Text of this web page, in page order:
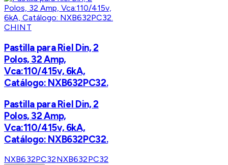
CHINT
Pastilla para Riel Din, 2
Polos, 32 Amp,
Vca:110/415v, 6kA,
Catálogo: NXB632PC32.
Pastilla para Riel Din, 2
Polos, 32 Amp,
Vca:110/415v, 6kA,
Catálogo: NXB632PC32.
NXB632PC32NXB632PC32